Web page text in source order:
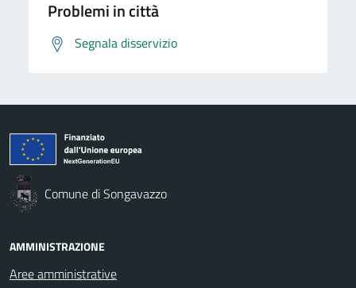
Problemi in città
Segnala disservizio
Comune di Songavazzo
AMMINISTRAZIONE
Aree amministrative